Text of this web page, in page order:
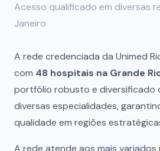
Acesso qualificado em diversas
Janeiro
A rede credenciada da Unimed
com 48 hospitais na Grande
portfólio robusto e diversificado
diversas especialidades,
qualidade em regiões
A rede atende aos mais variados